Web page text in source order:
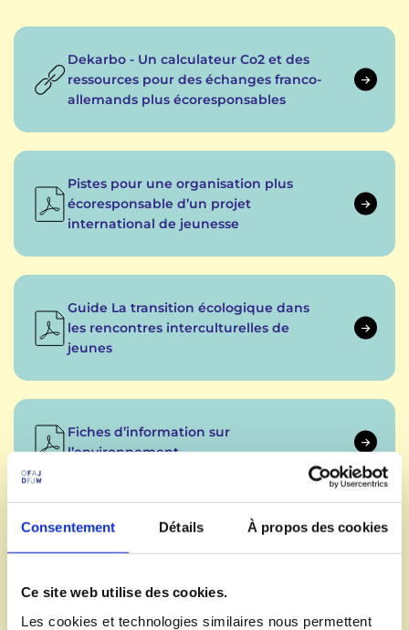
Consentement Détails À propos des cookies
Ce site web utilise des cookies.
Les cookies et technologies similaires nous permettent
Dekarbo - Un calculateur Co2 et des
ressources pour des échanges franco-
allemands plus écoresponsables
Pistes pour une organisation plus
écoresponsable d’un projet
international de jeunesse
Guide La transition écologique dans
les rencontres interculturelles de
jeunes
Fiches d’information sur
l’environnement
Nature et cultures – Guide franco-
allemand de l'éducation à